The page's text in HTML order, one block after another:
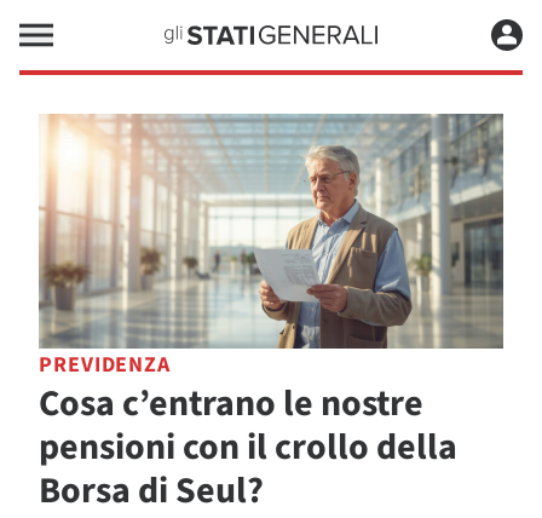
PREVIDENZA
Cosa c’entrano le nostre
pensioni con il crollo della
Borsa di Seul?